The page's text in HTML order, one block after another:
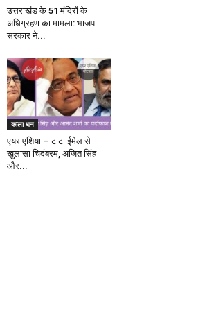
उत्तराखंड के 51 मंदिरों के
अधिग्रहण का मामला: भाजपा
सरकार ने...
काला धन
एयर एशिया – टाटा ईमेल से
खुलासा चिदंबरम, अजित सिंह
और...